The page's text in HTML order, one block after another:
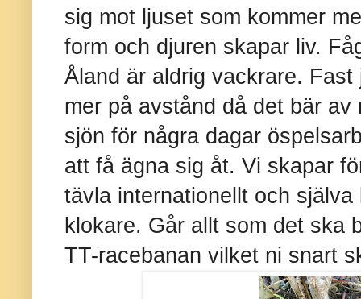
sig mot ljuset som kommer
form och djuren skapar liv.
Åland är aldrig vackrare.
mer på avstånd då det bär
sjön för några dagar
att få ägna sig åt. Vi skapar
tävla internationellt och
klokare. Går allt som det ska
TT-racebanan vilket ni snart